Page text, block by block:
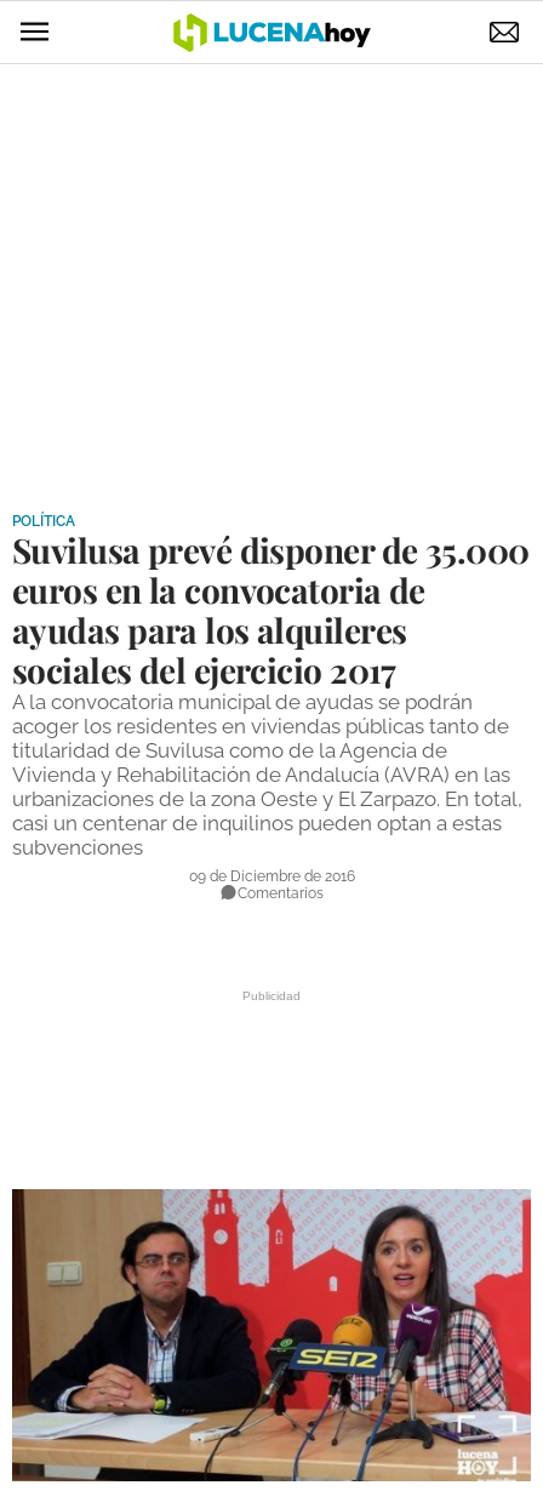
DEPORTES
COMPETICIONES
DEPORTE BASE
OPINIÓN
VENTANA CIUDADANA
CÓRDOBA
POLÍTICA
Suvilusa prevé disponer de 35.000
euros en la convocatoria de
ayudas para los alquileres
sociales del ejercicio 2017
A la convocatoria municipal de ayudas se podrán
acoger los residentes en viviendas públicas tanto de
titularidad de Suvilusa como de la Agencia de
Vivienda y Rehabilitación de Andalucía (AVRA) en las
urbanizaciones de la zona Oeste y El Zarpazo. En total,
casi un centenar de inquilinos pueden optan a estas
subvenciones
09 de Diciembre de 2016
Comentarios